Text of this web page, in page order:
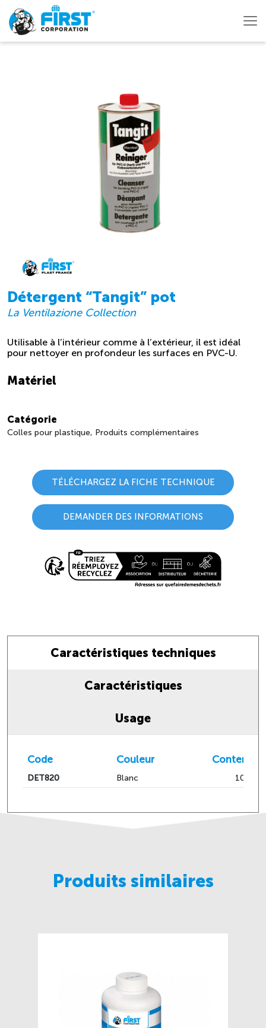
Détergent “Tangit” pot
La Ventilazione Collection
Utilisable à l’intérieur comme à l’extérieur, il est idéal
pour nettoyer en profondeur les surfaces en PVC-U.
Matériel
Catégorie
Colles pour plastique, Produits complémentaires
TÉLÉCHARGEZ LA FICHE TECHNIQUE
DEMANDER DES INFORMATIONS
Caractéristiques techniques
Caractéristiques
Usage
Code Couleur
DET820 Blanc 1000
Produits similaires